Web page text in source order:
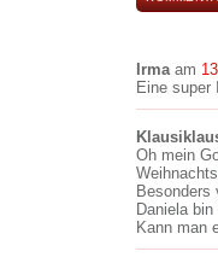
Irmaam
Eine super
Oh mein
Besonders
Daniela
Kann man